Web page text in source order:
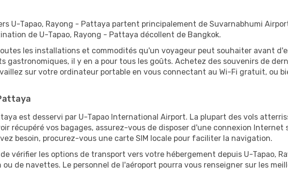
U-Tapao, Rayong - Pattaya partent principalement de Suvarnabhumi
de U-Tapao, Rayong - Pattaya décollent de Bangkok.
les installations et commodités qu'un voyageur peut souhaiter avant
gastronomiques, il y en a pour tous les goûts. Achetez des souvenirs de
sur votre ordinateur portable en vous connectant au Wi-Fi gratuit, ou
est desservi par U-Tapao International Airport. La plupart des vols
récupéré vos bagages, assurez-vous de disposer d'une connexion
besoin, procurez-vous une carte SIM locale pour faciliter la navigation.
vérifier les options de transport vers votre hébergement depuis U-Tapao,
de navettes. Le personnel de l'aéroport pourra vous renseigner sur les